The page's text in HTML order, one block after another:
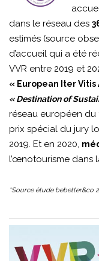
dans le réseau des
estimés (source
d’accueil qui a été
VVR entre 2019 et
« European Iter Vitis
« Destination of
réseau européen du
prix spécial du jury
2019. Et en 2020,
l’œnotourisme dans
*Source étude bebetter&co